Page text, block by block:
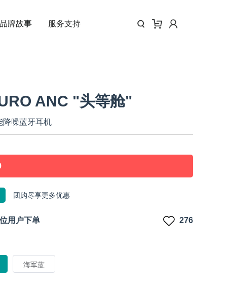
品牌故事 服务支持
ANC "头等舱"
降噪蓝牙耳机
团购尽享更多优惠
位用户下单 276
海军蓝